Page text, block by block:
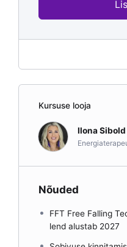
Kursuse looja
Ilona Sibold
Nõuded
FFT Free Falling
lend alustab 2027